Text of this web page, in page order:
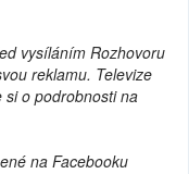
vysíláním Rozhovoru
reklamu. Televize
si o podrobnosti na
na Facebooku